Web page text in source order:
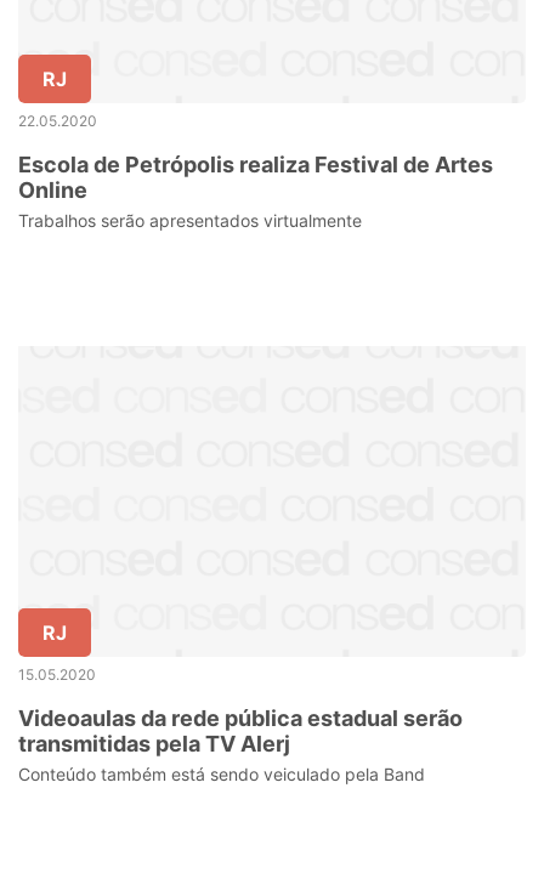
RJ
22.05.2020
Escola de Petrópolis realiza Festival de Artes
Online
Trabalhos serão apresentados virtualmente
RJ
15.05.2020
Videoaulas da rede pública estadual serão
transmitidas pela TV Alerj
Conteúdo também está sendo veiculado pela Band